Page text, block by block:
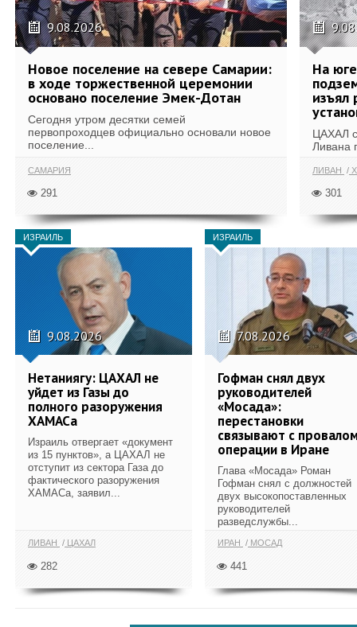
9.08.2026
Новое поселение на севере Самарии:
в ходе торжественной церемонии
основано поселение Эмек-Дотан
Сегодня утром десятки семей
первопроходцев официально основали новое
поселение...
САМАРИЯ
291
На
изъял
ЦАХАЛ
Ливана
ЛИВАН
301
ИЗРАИЛЬ
9.08.2026
Нетаниягу: ЦАХАЛ не
уйдет из Газы до
полного разоружения
ХАМАСа
Израиль отвергает «документ
из 15 пунктов», а ЦАХАЛ не
отступит из сектора Газа до
фактического разоружения
ХАМАСа, заявил...
ЛИВАН ЦАХАЛ
282
ИЗРАИЛЬ
7.08.2026
Гофман снял двух
руководителей
«Мосада»:
перестановки
связывают с
операции в Иране
Глава «Мосада» Роман
Гофман снял с должностей
двух высокопоставленных
руководителей
разведслужбы...
ИРАН МОСАД
441